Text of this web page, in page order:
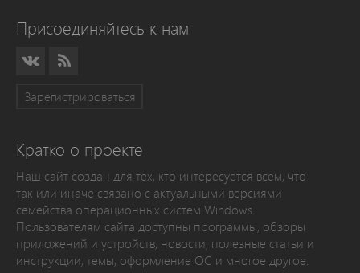
Присоединяйтесь к нам
Зарегистрироваться
Кратко о проекте
Наш сайт создан для тех, кто интересуется всем, что
так или иначе связано с актуальными версиями
семейства операционных систем Windows.
Пользователям сайта доступны программы, обзоры
приложений и устройств, новости, полезные статьи и
инструкции, темы, оформление ОС и многое другое.